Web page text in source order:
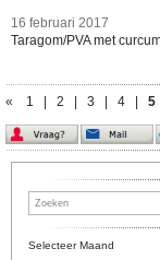
16 februari 2017
Taragom/PVA met
« 1 2 3 4 5
Selecteer Maand